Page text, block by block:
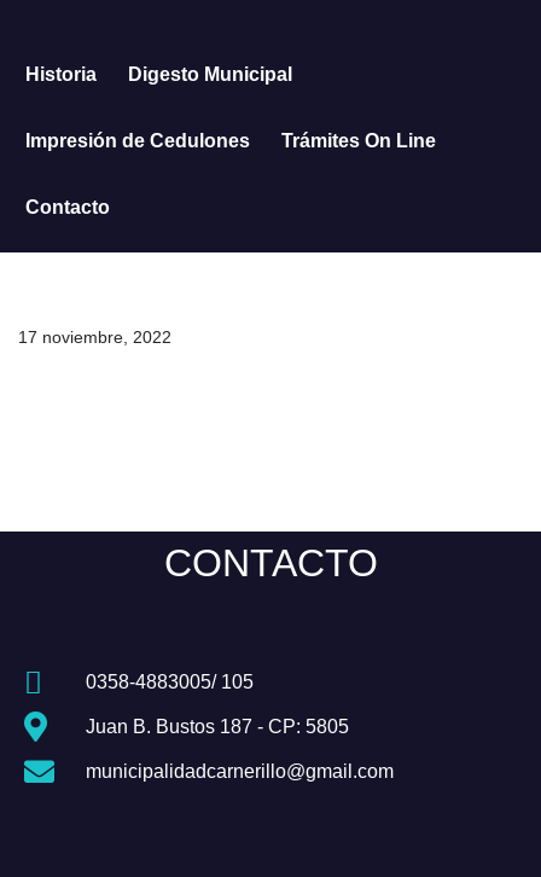
Saltar
Historia Digesto Municipal
Impresión de Cedulones Trámites On Line
Contacto
17 noviembre, 2022
CONTACTO
0358-4883005/ 105
Juan B. Bustos 187 - CP: 5805
municipalidadcarnerillo@gmail.com